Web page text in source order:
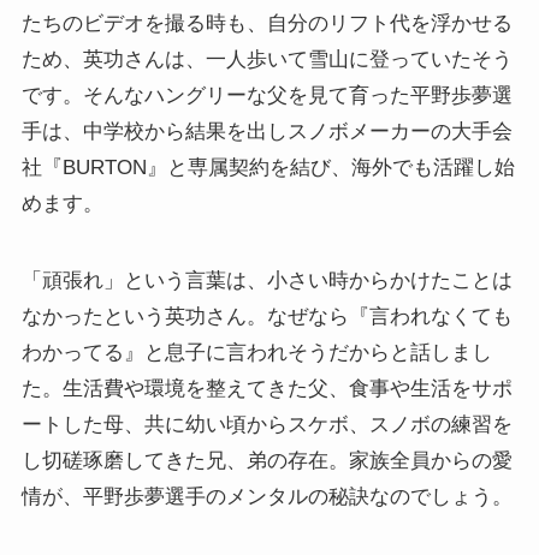
たちのビデオを撮る時も、自分のリフト代を浮かせる
ため、英功さんは、一人歩いて雪山に登っていたそう
です。そんなハングリーな父を見て育った平野歩夢選
手は、中学校から結果を出しスノボメーカーの大手会
社『BURTON』と専属契約を結び、海外でも活躍し始
めます。
「頑張れ」という言葉は、小さい時からかけたことは
なかったという英功さん。なぜなら『言われなくても
わかってる』と息子に言われそうだからと話しまし
た。生活費や環境を整えてきた父、食事や生活をサポ
ートした母、共に幼い頃からスケボ、スノボの練習を
し切磋琢磨してきた兄、弟の存在。家族全員からの愛
情が、平野歩夢選手のメンタルの秘訣なのでしょう。